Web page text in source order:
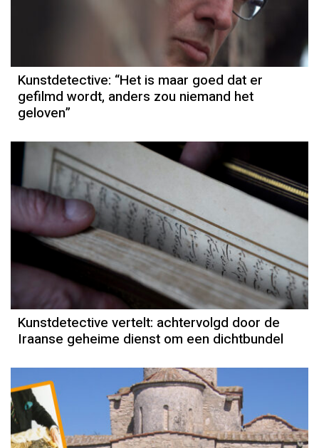
Kunstdetective: “Het is maar goed dat er
gefilmd wordt, anders zou niemand het
geloven”
Kunstdetective vertelt: achtervolgd door de
Iraanse geheime dienst om een dichtbundel